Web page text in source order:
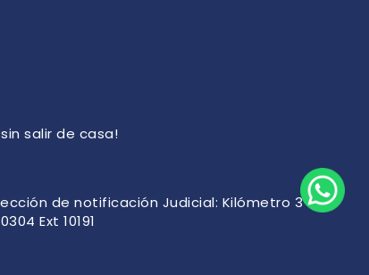
salir de casa!
de notificación Judicial: Kilómetro 3-
Ext 10191